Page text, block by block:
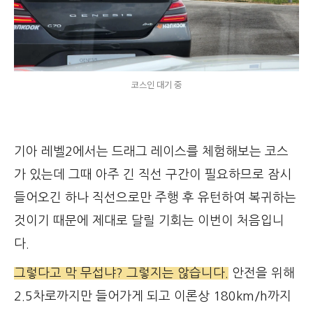
코스인 대기 중
기아 레벨2에서는 드래그 레이스를 체험해보는 코스
가 있는데 그때 아주 긴 직선 구간이 필요하므로 잠시
들어오긴 하나 직선으로만 주행 후 유턴하여 복귀하는
것이기 때문에 제대로 달릴 기회는 이번이 처음입니
다.
그렇다고 막 무섭냐? 그렇지는 않습니다.
안전을 위해
2.5차로까지만 들어가게 되고 이론상 180km/h까지